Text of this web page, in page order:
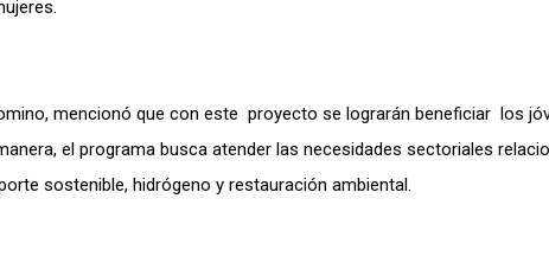
mencionó que con este proyecto se lograrán beneficiar los
el programa busca atender las necesidades sectoriales
sostenible, hidrógeno y restauración ambiental.